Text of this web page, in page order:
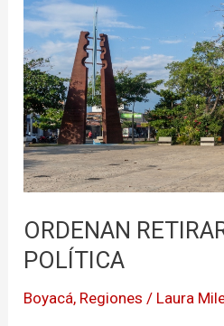
ORDENAN
POLÍTICA
Boyacá, Regiones / Laura
PUBLICIDAD
POLÍTICA